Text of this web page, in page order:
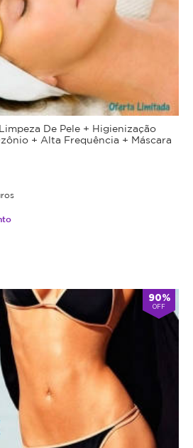
De Pele + Higienização
+ Alta Frequência + Máscara
90%
OFF